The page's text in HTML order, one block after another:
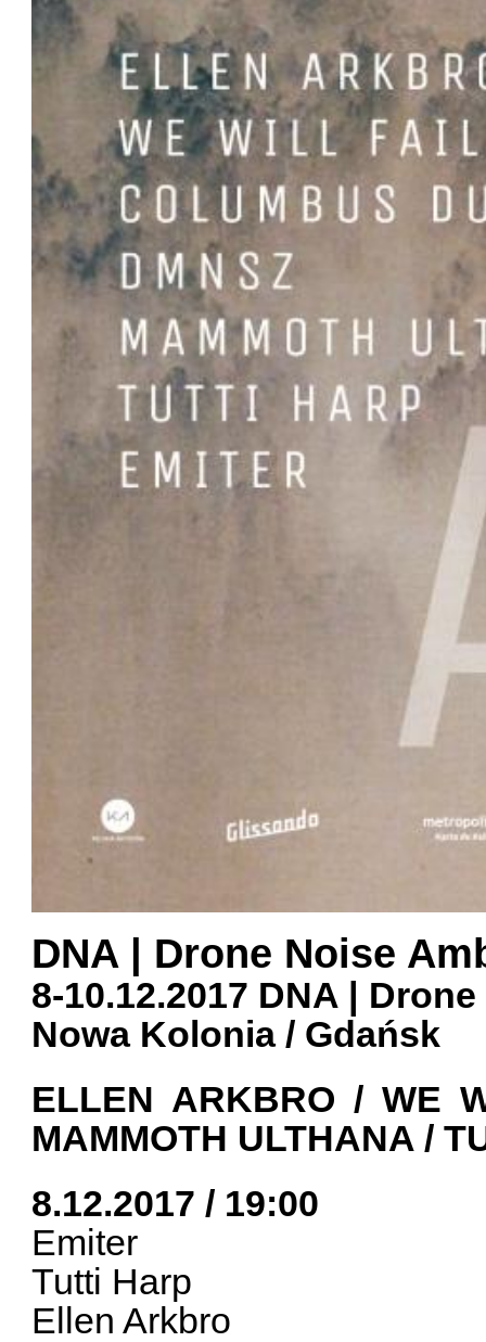
DNA | Drone Noise
8-10.12.2017 DNA |
Nowa Kolonia / Gdańsk
ELLEN ARKBRO / WE
MAMMOTH ULTHANA /
8.12.2017 / 19:00
Emiter
Tutti Harp
Ellen Arkbro